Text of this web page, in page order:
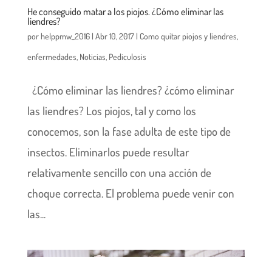
He conseguido matar a los piojos. ¿Cómo eliminar las
liendres?
porhelppmw_2016| Abr 10, 2017| Como quitar piojos y liendres,
enfermedades, Noticias, Pediculosis
¿Cómo eliminar las liendres? ¿cómo eliminar
las liendres? Los piojos, tal y como los
conocemos, son la fase adulta de este tipo de
insectos. Eliminarlos puede resultar
relativamente sencillo con una acción de
choque correcta. El problema puede venir con
las...